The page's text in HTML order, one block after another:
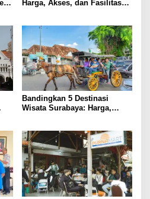
Harga, Akses, dan Fasilitas
Bandingkan 5 Destinasi
Wisata Surabaya: Harga,